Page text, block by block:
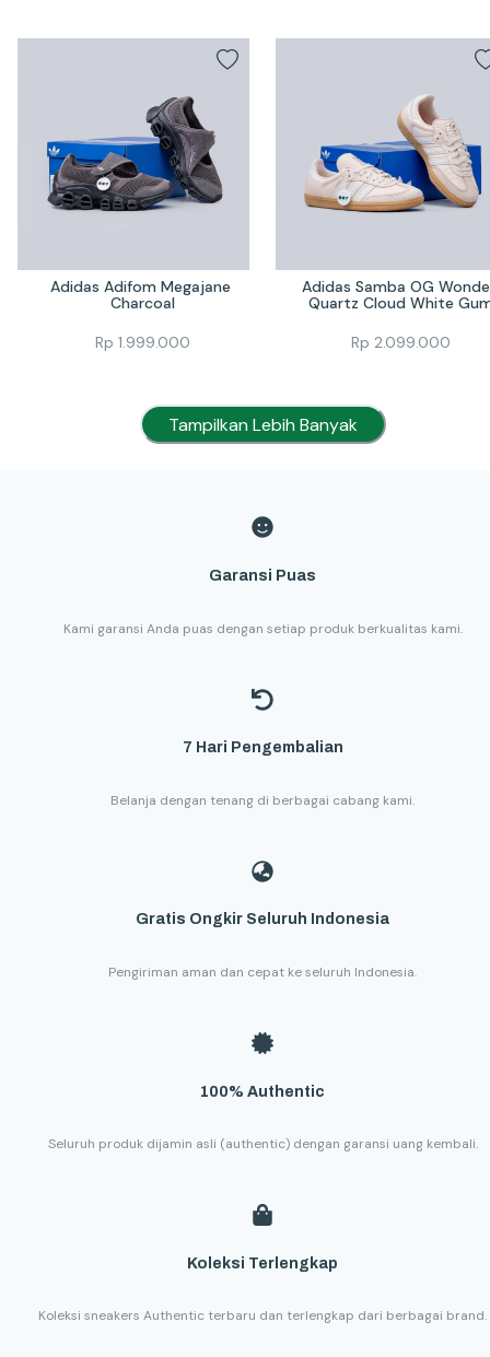
Adidas Adifom Megajane
Charcoal
Rp 1.999.000
Adidas Samba OG
Quartz Cloud White
Rp 2.099.000
Tampilkan Lebih Banyak
Garansi Puas
Kami garansi Anda puas dengan setiap produk berkualitas kami.
7 Hari Pengembalian
Belanja dengan tenang di berbagai cabang kami.
Gratis Ongkir Seluruh Indonesia
Pengiriman aman dan cepat ke seluruh Indonesia.
100% Authentic
Seluruh produk dijamin asli (authentic) dengan garansi uang kembali.
Koleksi Terlengkap
Koleksi sneakers Authentic terbaru dan terlengkap dari berbagai brand.